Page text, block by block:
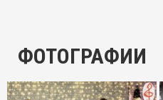
ФОТОГРАФИИ